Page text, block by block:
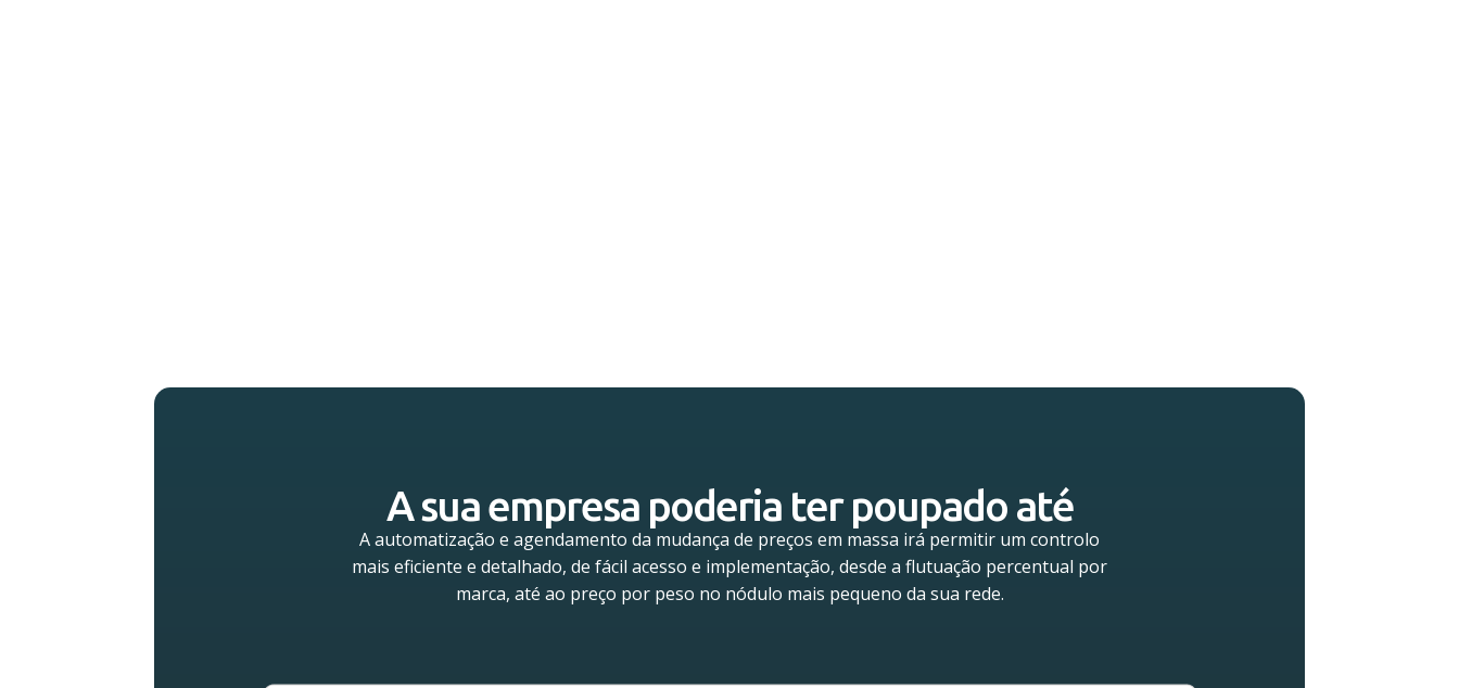
A sua empresa poderia ter poupado até
A automatização e agendamento da mudança de preços em massa irá permitir um controlo
mais eficiente e detalhado, de fácil acesso e implementação, desde a flutuação percentual por
marca, até ao preço por peso no nódulo mais pequeno da sua rede.